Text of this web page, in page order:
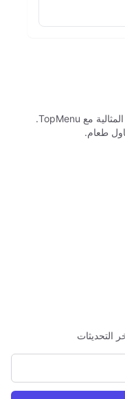
اكتشف المطاعم في مدينتك وخطط لوجبتك المثالية مع TopMenu.
طعام.
التحديثات